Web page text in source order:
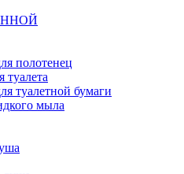
полотенец
туалета
туалетной бумаги
мыла